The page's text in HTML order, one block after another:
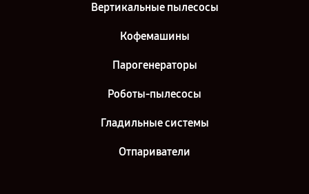
Сервис центр Kitfort в г. Санкт-Петербург
Вертикальные пылесосы
Кофемашины
Парогенераторы
Роботы-пылесосы
Гладильные системы
Отпариватели